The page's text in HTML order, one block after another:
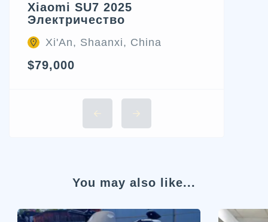
Xiaomi SU7 2025
Электричество
Xi'An, Shaanxi, China
$79,000
You may also like...